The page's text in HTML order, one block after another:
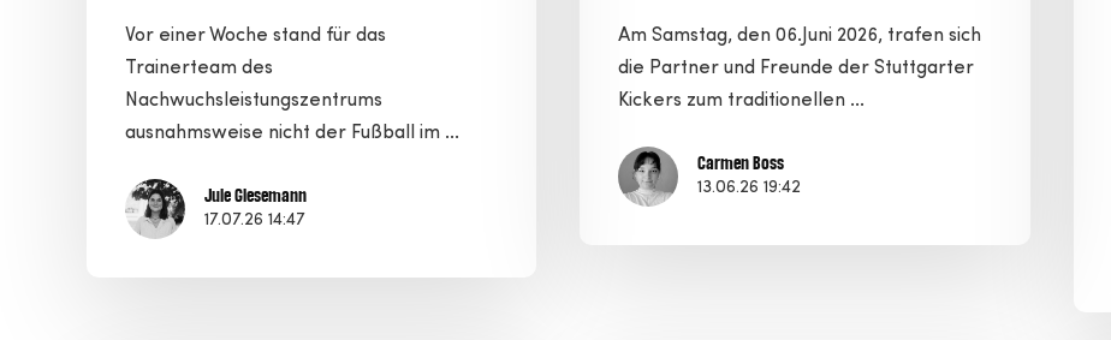
Vor einer Woche stand für das
Trainerteam des
Nachwuchsleistungszentrums
ausnahmsweise nicht der Fußball im ...
Jule Giesemann
17.07.26 14:47
Am Samstag, den 06.Juni 2026, trafen sich
die Partner und Freunde der Stuttgarter
Kickers zum traditionellen ...
Carmen Boss
13.06.26 19:42